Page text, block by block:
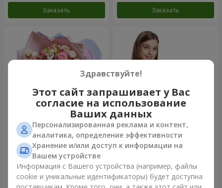
Заказать Заказать
Букет "Сказка моей жизни"
2 443 грн
Заказать
Корзина "Ангелочек"
Заказать
Здравствуйте!
Этот сайт запрашивает у Вас
согласие на использование
Ваших данных
Персонализированная реклама и контент,
аналитика, определение эффективности
Хранение и/или доступ к информации на
Вашем устройстве
Информация с Вашего устройства (например, файлы
cookie и уникальные идентификаторы) будет доступна